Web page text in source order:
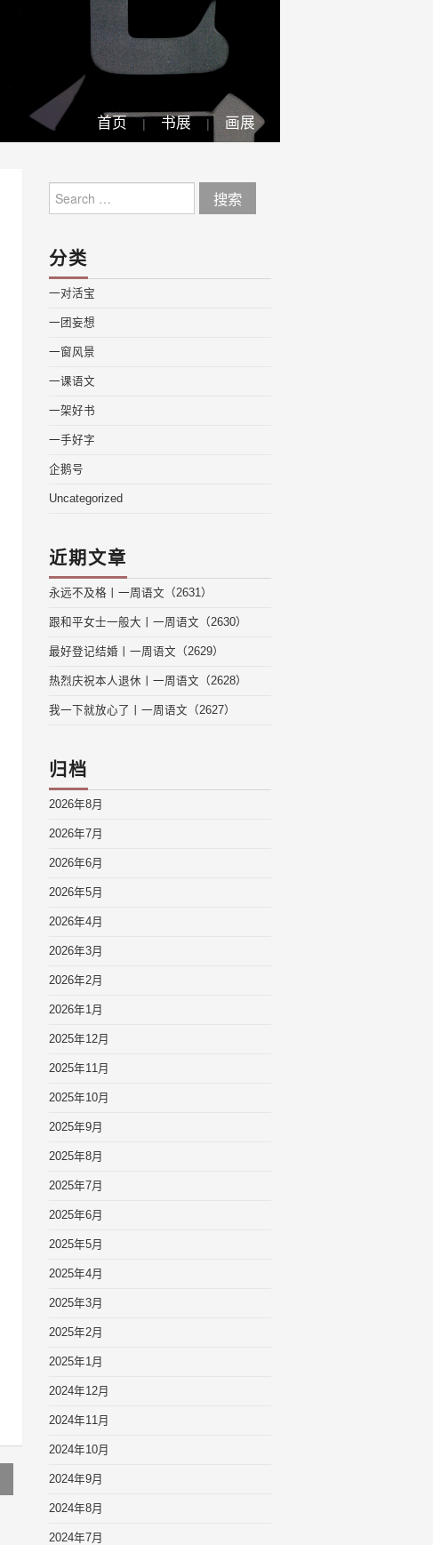
首页 书展 画展
for:
分类
一对活宝
一团妄想
一窗风景
一课语文
一架好书
一手好字
企鹅号
Uncategorized
近期文章
永远不及格丨一周语文（2631）
跟和平女士一般大丨一周语文（2630）
最好登记结婚丨一周语文（2629）
热烈庆祝本人退休丨一周语文（2628）
我一下就放心了丨一周语文（2627）
归档
2026年8月
2026年7月
2026年6月
2026年5月
2026年4月
2026年3月
2026年2月
2026年1月
2025年12月
2025年11月
2025年10月
2025年9月
2025年8月
2025年7月
2025年6月
2025年5月
2025年4月
2025年3月
2025年2月
2025年1月
2024年12月
2024年11月
2024年10月
2024年9月
2024年8月
2024年7月